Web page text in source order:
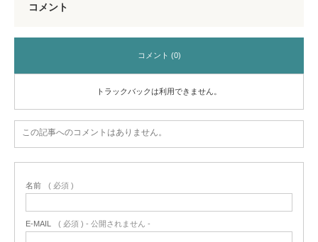
コメント
コメント (0)
トラックバックは利用できません。
この記事へのコメントはありません。
名前 ( 必須 )
E-MAIL ( 必須 ) - 公開されません -